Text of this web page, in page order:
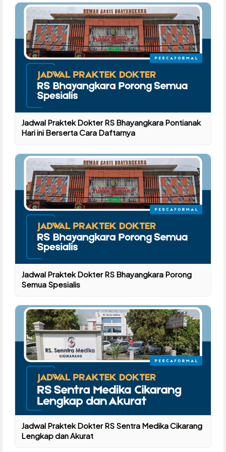
Jadwal Praktek Dokter RS Bhayangkara Pontianak
Hari ini Berserta Cara Daftarnya
Jadwal Praktek Dokter RS Bhayangkara Porong
Semua Spesialis
Jadwal Praktek Dokter RS Sentra Medika Cikarang
Lengkap dan Akurat